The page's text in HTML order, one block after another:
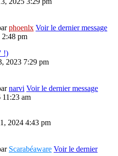
phoenlx Voir le dernier message
2:48 pm
!)
2023 7:29 pm
narvi Voir le dernier message
11:23 am
2024 4:43 pm
Scarabéaware Voir le dernier